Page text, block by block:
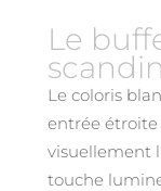
Le
Le coloris
entrée
visuellement
touche